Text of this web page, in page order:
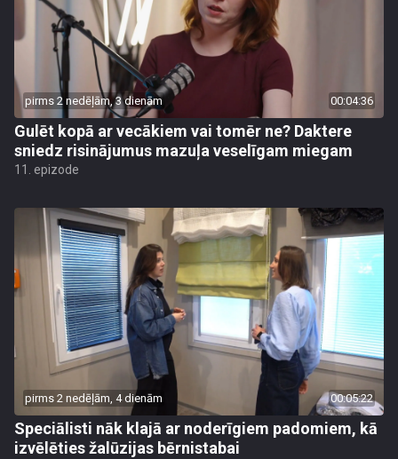
pirms 2 nedēļām, 3 dienām 00:04:36
Gulēt kopā ar vecākiem vai tomēr ne? Daktere
sniedz risinājumus mazuļa veselīgam miegam
11. epizode
pirms 2 nedēļām, 4 dienām 00:05:22
Speciālisti nāk klajā ar noderīgiem padomiem, kā
izvēlēties žalūzijas bērnistabai